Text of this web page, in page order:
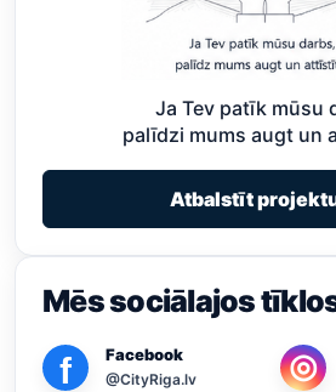
Ja Tev patīk mūsu
palīdzi mums augt un
Atbalstīt
Mēs sociālajos
f Facebook
@CityRiga.lv ◎